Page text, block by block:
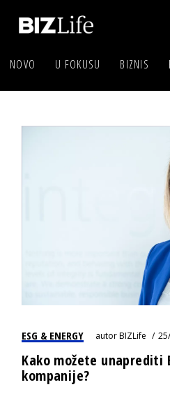
NOVO U FOKUSU BIZNIS
ESG & ENERGY autorBIZLife
Kako možete unaprediti
kompanije?